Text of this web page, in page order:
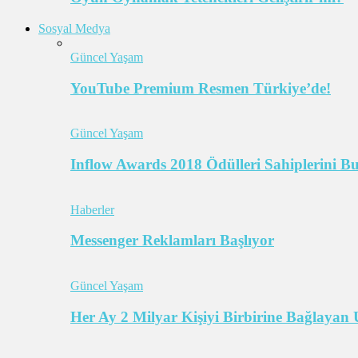
Sosyal Medya
Güncel Yaşam
YouTube Premium Resmen Türkiye’de!
Güncel Yaşam
Inflow Awards 2018 Ödülleri Sahiplerini
Haberler
Messenger Reklamları Başlıyor
Güncel Yaşam
Her Ay 2 Milyar Kişiyi Birbirine Bağlayan